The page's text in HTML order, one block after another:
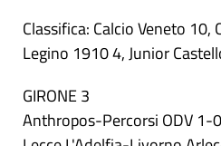
Classifica: Calcio Veneto 10,
Legino 1910 4, Junior
GIRONE 3
Anthropos-Percorsi ODV 1-0